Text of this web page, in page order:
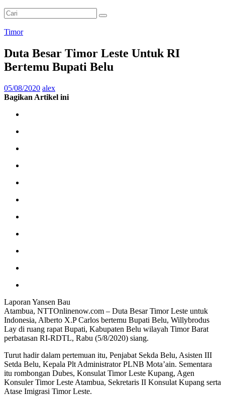
Timor
Duta Besar Timor Leste Untuk RI
Bertemu Bupati Belu
05/08/2020 alex
Bagikan Artikel ini
Laporan Yansen Bau
Atambua, NTTOnlinenow.com – Duta Besar Timor Leste untuk
Indonesia, Alberto X.P Carlos bertemu Bupati Belu, Willybrodus
Lay di ruang rapat Bupati, Kabupaten Belu wilayah Timor Barat
perbatasan RI-RDTL, Rabu (5/8/2020) siang.
Turut hadir dalam pertemuan itu, Penjabat Sekda Belu, Asisten III
Setda Belu, Kepala Plt Administrator PLNB Mota’ain. Sementara
itu rombongan Dubes, Konsulat Timor Leste Kupang, Agen
Konsuler Timor Leste Atambua, Sekretaris II Konsulat Kupang serta
Atase Imigrasi Timor Leste.